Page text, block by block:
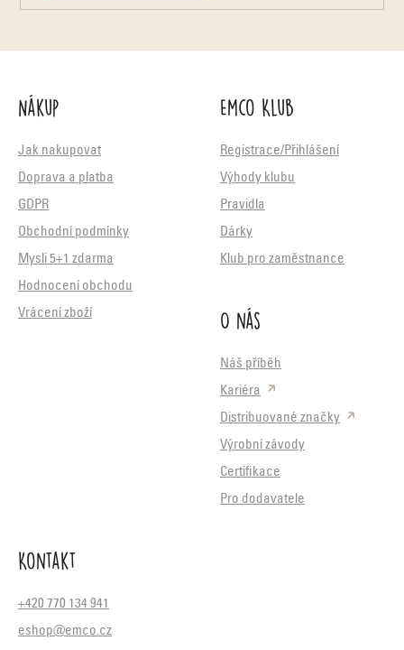
Nákup
Jak nakupovat
Doprava a platba
GDPR
Obchodní podmínky
Mysli 5+1 zdarma
Hodnocení obchodu
Vrácení zboží
Emco Klub
Registrace/Přihlášení
Výhody klubu
Pravidla
Dárky
Klub pro zaměstnance
O nás
Náš příběh
Kariéra
Distribuované značky
Výrobní závody
Certifikace
Pro dodavatele
Kontakt
+420 770 134 941
eshop@emco.cz